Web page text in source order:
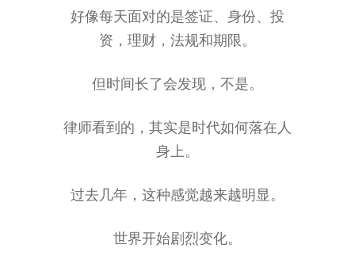
好像每天面对的是签证、身份、投
资，理财，法规和期限。
但时间长了会发现，不是。
律师看到的，其实是时代如何落在人
身上。
过去几年，这种感觉越来越明显。
世界开始剧烈变化。